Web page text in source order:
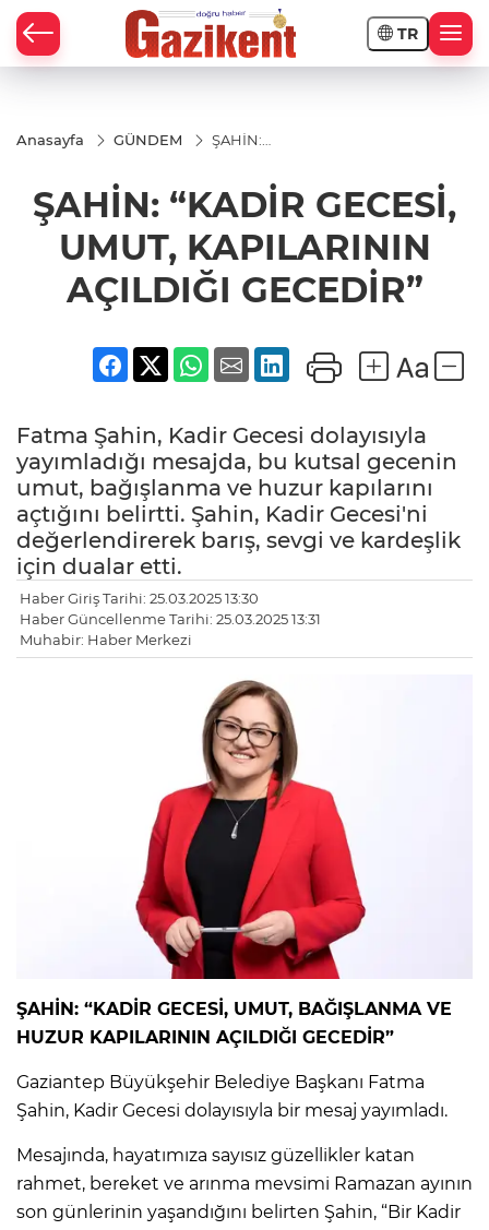
TR
Anasayfa GÜNDEM
ŞAHİN:
UMUT,
KAPILARININ
GECEDİR”
ŞAHİN: “KADİR GECESİ,
UMUT, KAPILARININ
AÇILDIĞI GECEDİR”
Fatma Şahin, Kadir Gecesi dolayısıyla
yayımladığı mesajda, bu kutsal gecenin
umut, bağışlanma ve huzur kapılarını
açtığını belirtti. Şahin, Kadir Gecesi'ni
değerlendirerek barış, sevgi ve kardeşlik
için dualar etti.
Haber Giriş Tarihi: 25.03.2025 13:30
Haber Güncellenme Tarihi: 25.03.2025 13:31
Muhabir: Haber Merkezi
ŞAHİN: “KADİR GECESİ, UMUT, BAĞIŞLANMA VE
HUZUR KAPILARININ AÇILDIĞI GECEDİR”
Gaziantep Büyükşehir Belediye Başkanı Fatma
Şahin, Kadir Gecesi dolayısıyla bir mesaj yayımladı.
Mesajında, hayatımıza sayısız güzellikler katan
rahmet, bereket ve arınma mevsimi Ramazan ayının
son günlerinin yaşandığını belirten Şahin, “Bir Kadir